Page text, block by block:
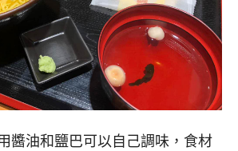
醬油和鹽巴可以自己調味，食材